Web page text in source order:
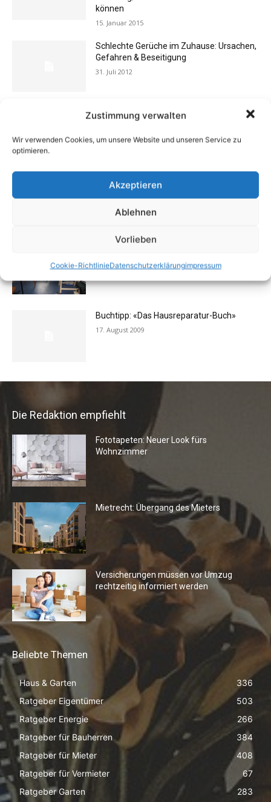
Zustimmung verwalten
Wir verwenden Cookies, um unsere Website und unseren Service zu
optimieren.
Akzeptieren
Ablehnen
Vorlieben
Cookie-RichtlinieDatenschutzerklärungimpressum
können
15. Januar 2015
Schlechte Gerüche im Zuhause: Ursachen,
Gefahren & Beseitigung
31. Juli 2012
Rechtstipp: Grundbucheinsicht nur bei
berechtigtem Interesse
13. Oktober 2016
Buchtipp: «Oliven»
Buchtipp: «Das Hausreparatur-Buch»
17. August 2009
Die Redaktion empfiehlt
Fototapeten: Neuer Look fürs
Wohnzimmer
Mietrecht: Übergang des Mieters
Versicherungen müssen vor Umzug
rechtzeitig informiert werden
Beliebte Themen
Haus & Garten
336
Ratgeber Eigentümer
503
Ratgeber Energie
266
Ratgeber für Bauherren
384
Ratgeber für Mieter
408
Ratgeber für Vermieter
67
Ratgeber Garten
283